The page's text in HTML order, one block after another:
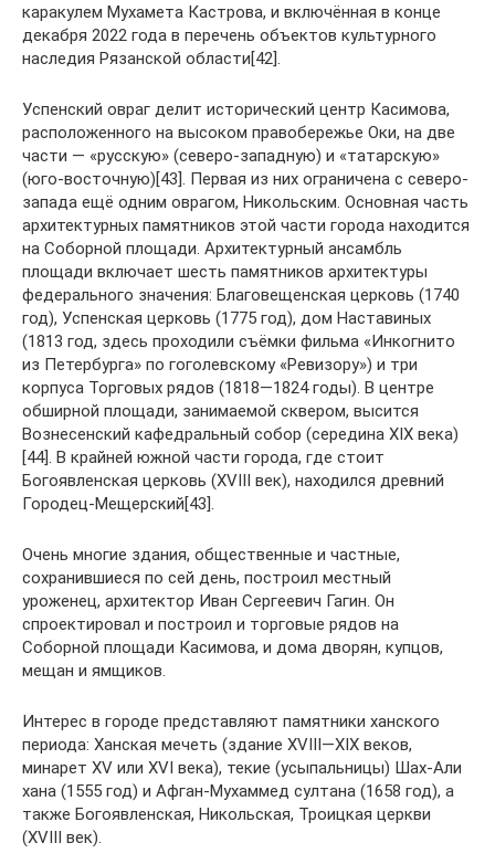
каракулем Мухамета Кастрова, и включённая в конце
декабря 2022 года в перечень объектов культурного
наследия Рязанской области[42].
Успенский овраг делит исторический центр Касимова,
расположенного на высоком правобережье Оки, на две
части — «русскую» (северо-западную) и «татарскую»
(юго-восточную)[43]. Первая из них ограничена с северо-
запада ещё одним оврагом, Никольским. Основная часть
архитектурных памятников этой части города находится
на Соборной площади. Архитектурный ансамбль
площади включает шесть памятников архитектуры
федерального значения: Благовещенская церковь (1740
год), Успенская церковь (1775 год), дом Наставиных
(1813 год, здесь проходили съёмки фильма «Инкогнито
из Петербурга» по гоголевскому «Ревизору») и три
корпуса Торговых рядов (1818—1824 годы). В центре
обширной площади, занимаемой сквером, высится
Вознесенский кафедральный собор (середина XIX века)
[44]. В крайней южной части города, где стоит
Богоявленская церковь (XVIII век), находился древний
Городец-Мещерский[43].
Очень многие здания, общественные и частные,
сохранившиеся по сей день, построил местный
уроженец, архитектор Иван Сергеевич Гагин. Он
спроектировал и построил и торговые рядов на
Соборной площади Касимова, и дома дворян, купцов,
мещан и ямщиков.
Интерес в городе представляют памятники ханского
периода: Ханская мечеть (здание XVIII—XIX веков,
минарет XV или XVI века), текие (усыпальницы) Шах-Али
хана (1555 год) и Афган-Мухаммед султана (1658 год), а
также Богоявленская, Никольская, Троицкая церкви
(XVIII век).